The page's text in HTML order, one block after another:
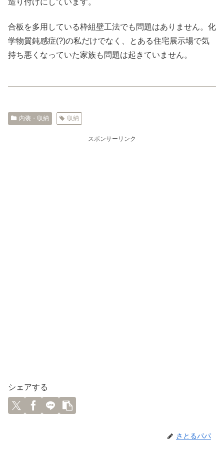
造り付けにしています。
合板を多用している枠組壁工法でも問題はありません。化
学物質鈍感症(?)の私だけでなく、とある住宅展示場で気
持ち悪くなっていた家族も問題は起きていません。
内装・収納 収納
スポンサーリンク
シェアする
さとるパパ